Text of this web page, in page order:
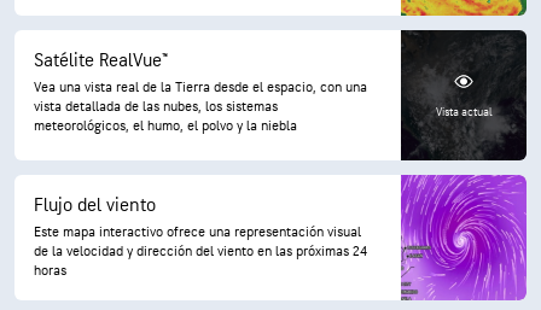
Satélite RealVue™
Vea una vista real de la Tierra desde el espacio, con una
vista detallada de las nubes, los sistemas
meteorológicos, el humo, el polvo y la niebla
Vista actual
Flujo del viento
Este mapa interactivo ofrece una representación visual
de la velocidad y dirección del viento en las próximas 24
horas